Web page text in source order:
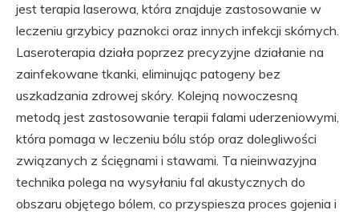
jest terapia laserowa, która znajduje zastosowanie w
leczeniu grzybicy paznokci oraz innych infekcji skórnych.
Laseroterapia działa poprzez precyzyjne działanie na
zainfekowane tkanki, eliminując patogeny bez
uszkadzania zdrowej skóry. Kolejną nowoczesną
metodą jest zastosowanie terapii falami uderzeniowymi,
która pomaga w leczeniu bólu stóp oraz dolegliwości
związanych z ścięgnami i stawami. Ta nieinwazyjna
technika polega na wysyłaniu fal akustycznych do
obszaru objętego bólem, co przyspiesza proces gojenia i